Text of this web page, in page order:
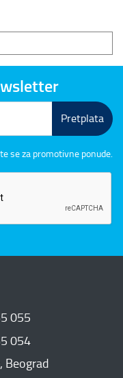
Pretplata
se za promotivne ponude.
055
054
Beograd